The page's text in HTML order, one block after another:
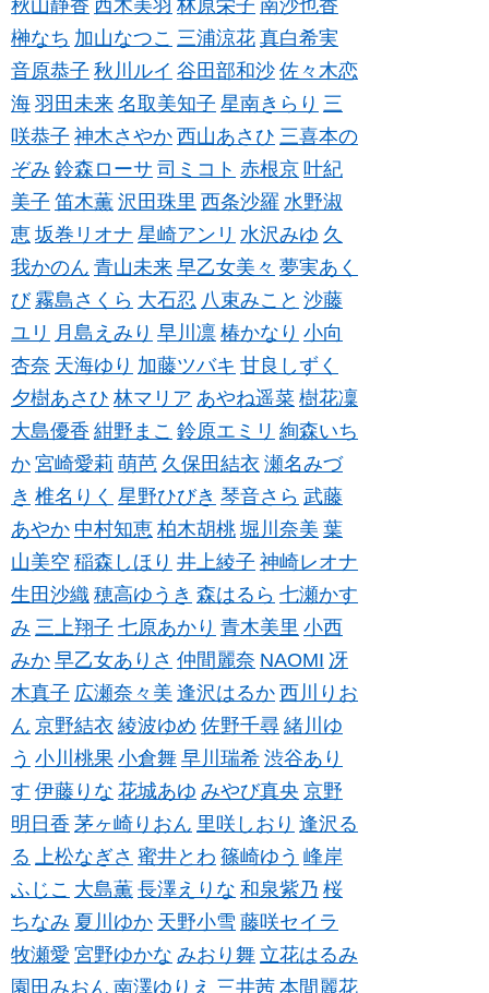
秋山静香 西木美羽 林原栄子 南沙也香
榊なち 加山なつこ 三浦涼花 真白希実
音原恭子 秋川ルイ 谷田部和沙 佐々木恋
海 羽田未来 名取美知子 星南きらり 三
咲恭子 神木さやか 西山あさひ 三喜本の
ぞみ 鈴森ローサ 司ミコト 赤根京 叶紀
美子 笛木薫 沢田珠里 西条沙羅 水野淑
恵 坂巻リオナ 星崎アンリ 水沢みゆ 久
我かのん 青山未来 早乙女美々 夢実あく
び 霧島さくら 大石忍 八束みこと 沙藤
ユリ 月島えみり 早川凛 椿かなり 小向
杏奈 天海ゆり 加藤ツバキ 甘良しずく
夕樹あさひ 林マリア あやね遥菜 樹花凜
大島優香 紺野まこ 鈴原エミリ 絢森いち
か 宮崎愛莉 萌芭 久保田結衣 瀬名みづ
き 椎名りく 星野ひびき 琴音さら 武藤
あやか 中村知恵 柏木胡桃 堀川奈美 葉
山美空 稲森しほり 井上綾子 神崎レオナ
生田沙織 穂高ゆうき 森はるら 七瀬かす
み 三上翔子 七原あかり 青木美里 小西
みか 早乙女ありさ 仲間麗奈 NAOMI 冴
木真子 広瀬奈々美 逢沢はるか 西川りお
ん 京野結衣 綾波ゆめ 佐野千尋 緒川ゆ
う 小川桃果 小倉舞 早川瑞希 渋谷あり
す 伊藤りな 花城あゆ みやび真央 京野
明日香 茅ヶ崎りおん 里咲しおり 逢沢る
る
上松なぎさ 蜜井とわ 篠崎ゆう 峰岸
ふじこ 大島薫 長澤えりな 和泉紫乃 桜
ちなみ 夏川ゆか 天野小雪 藤咲セイラ
牧瀬愛 宮野ゆかな みおり舞 立花はるみ
園田みおん 南澤ゆりえ 三井茜 本間麗花